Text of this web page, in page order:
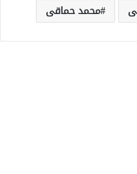
محمد حماقى